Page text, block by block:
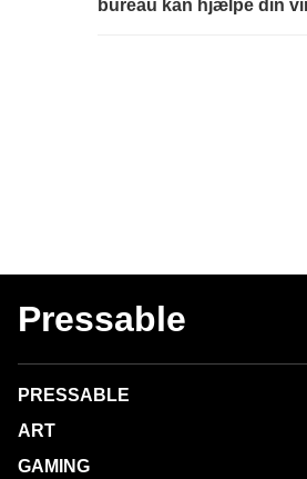
bureau kan hjælpe din
Pressable
PRESSABLE
ART
GAMING